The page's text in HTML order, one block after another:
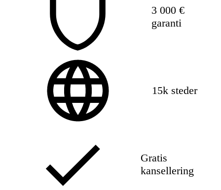
3 000 €
garanti
15k steder
Gratis
kansellering